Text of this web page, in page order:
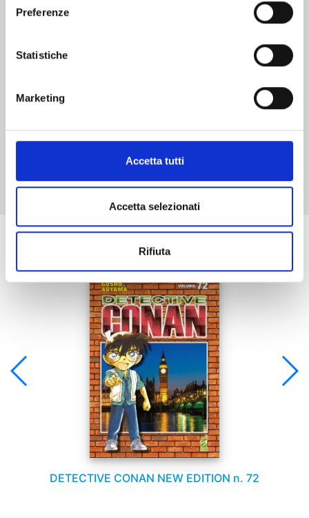
Preferenze
Statistiche
Marketing
Accetta tutti
Accetta selezionati
Rifiuta
Mostra tutto
Se ti è piaciuto prova anche:
DETECTIVE CONAN NEW EDITION n. 72